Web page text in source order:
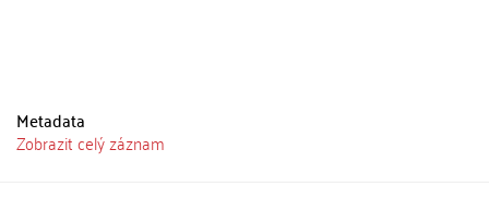
Metadata
Zobrazit celý záznam